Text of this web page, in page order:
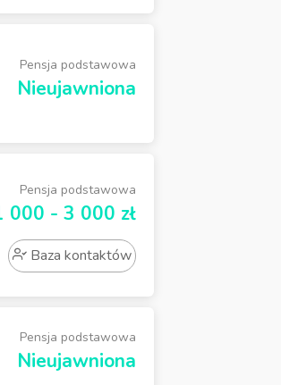
Pensja podstawowa
Nieujawniona
Pensja podstawowa
000 - 3 000 zł
Baza kontaktów
Pensja podstawowa
Nieujawniona